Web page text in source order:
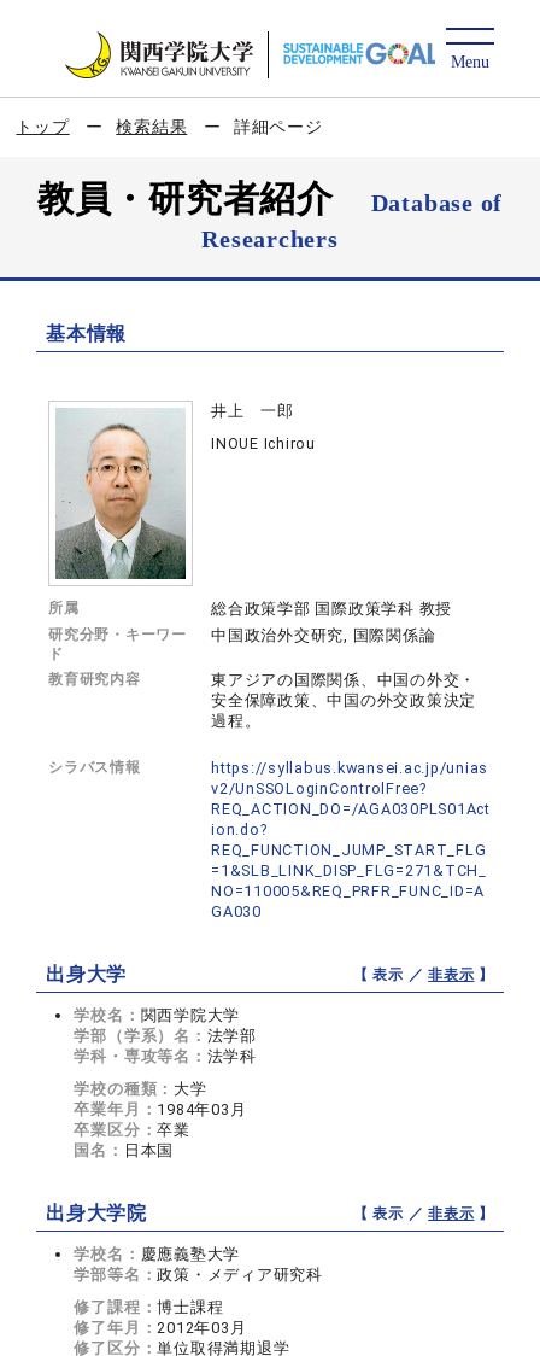
トップ 検索結果 詳細ページ
教員・研究者紹介
Database of
Researchers
基本情報
井上 一郎
INOUE Ichirou
所属 総合政策学部 国際政策学科 教授
研究分野・キーワー
ド
中国政治外交研究, 国際関係論
教育研究内容
東アジアの国際関係、中国の外交・
安全保障政策、中国の外交政策決定
過程。
シラバス情報
https://syllabus.kwansei.ac.jp/unias
v2/UnSSOLoginControlFree?
REQ_ACTION_DO=/AGA030PLS01Act
ion.do?
REQ_FUNCTION_JUMP_START_FLG
=1&SLB_LINK_DISP_FLG=271&TCH_
NO=110005&REQ_PRFR_FUNC_ID=A
GA030
出身大学 【 表示 ／非表示 】
学校名： 関西学院大学
学部（学系）名： 法学部
学科・専攻等名： 法学科
学校の種類： 大学
卒業年月： 1984年03月
卒業区分：卒業
国名： 日本国
出身大学院 【 表示 ／非表示 】
学校名： 慶應義塾大学
学部等名：政策・メディア研究科
修了課程：博士課程
修了年月：2012年03月
修了区分：単位取得満期退学